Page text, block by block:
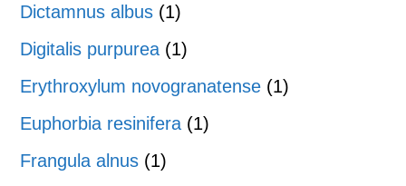
Dictamnus albus (1)
Digitalis purpurea (1)
Erythroxylum novogranatense (1)
Euphorbia resinifera (1)
Frangula alnus (1)